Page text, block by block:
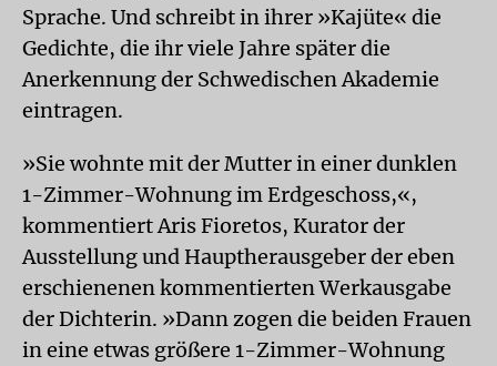
Sprache. Und schreibt in ihrer »Kajüte« die
Gedichte, die ihr viele Jahre später die
Anerkennung der Schwedischen Akademie
eintragen.
»Sie wohnte mit der Mutter in einer dunklen
1-Zimmer-Wohnung im Erdgeschoss,«,
kommentiert Aris Fioretos, Kurator der
Ausstellung und Hauptherausgeber der eben
erschienenen kommentierten Werkausgabe
der Dichterin. »Dann zogen die beiden Frauen
in eine etwas größere 1-Zimmer-Wohnung